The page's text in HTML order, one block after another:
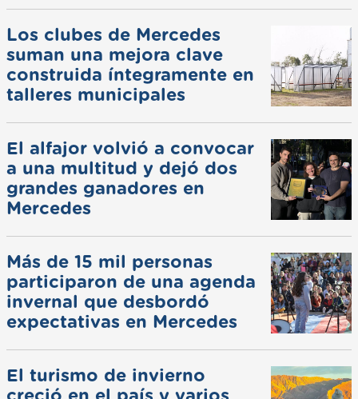
Los clubes de Mercedes
suman una mejora clave
construida íntegramente en
talleres municipales
El alfajor volvió a convocar
a una multitud y dejó dos
grandes ganadores en
Mercedes
Más de 15 mil personas
participaron de una agenda
invernal que desbordó
expectativas en Mercedes
El turismo de invierno